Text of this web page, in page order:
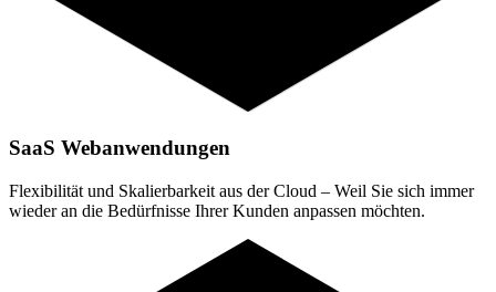
SaaS Webanwendungen
Flexibilität und Skalierbarkeit aus der Cloud – Weil Sie sich immer
wieder an die Bedürfnisse Ihrer Kunden anpassen möchten.